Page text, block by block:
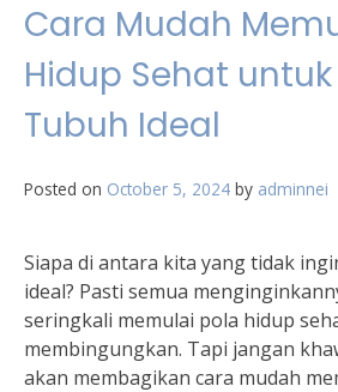
Cara Mudah
Hidup Sehat
Tubuh Ideal
Posted on October 5, 2024 by adminnei
Siapa di antara kita yang tidak
ideal? Pasti semua
seringkali memulai pola hidup
membingungkan. Tapi jangan
akan membagikan cara mudah